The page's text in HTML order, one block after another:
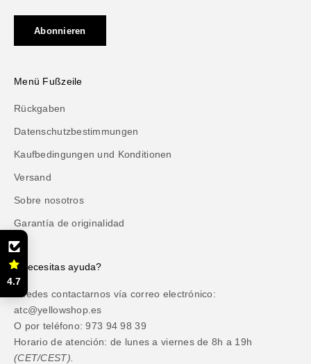
Abonnieren
Menü Fußzeile
Rückgaben
Datenschutzbestimmungen
Kaufbedingungen und Konditionen
Versand
Sobre nosotros
Garantía de originalidad
¿Necesitas ayuda?
Puedes contactarnos vía correo electrónico:
atc@yellowshop.es
O por teléfono: 973 94 98 39
Horario de atención: de lunes a viernes de 8h a 19h
(CET/CEST).
4.7